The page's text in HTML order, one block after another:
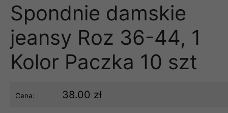
Spondnie damskie
jeansy Roz 36-44, 1
Kolor Paczka 10 szt
Cena: 38.00 zł